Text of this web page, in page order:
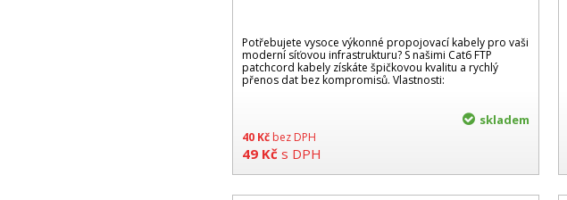
Potřebujete vysoce výkonné propojovací kabely pro vaši
moderní síťovou infrastrukturu? S našimi Cat6 FTP
patchcord kabely získáte špičkovou kvalitu a rychlý
přenos dat bez kompromisů. Vlastnosti:
40 Kč bez DPH
49 Kč s DPH
skladem